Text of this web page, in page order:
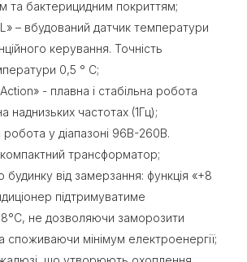
та бактерицидним покриттям;
– вбудований датчик температури
керування. Точність
0,5 ° С;
- плавна і стабільна робота
наднизьких частотах (1Гц);
робота у діапазоні 96В-260В.
компактний трансформатор;
будинку від замерзання: функція «+8
підтримуватиме
не дозволяючи заморозити
споживаючи мінімум електроенергії;